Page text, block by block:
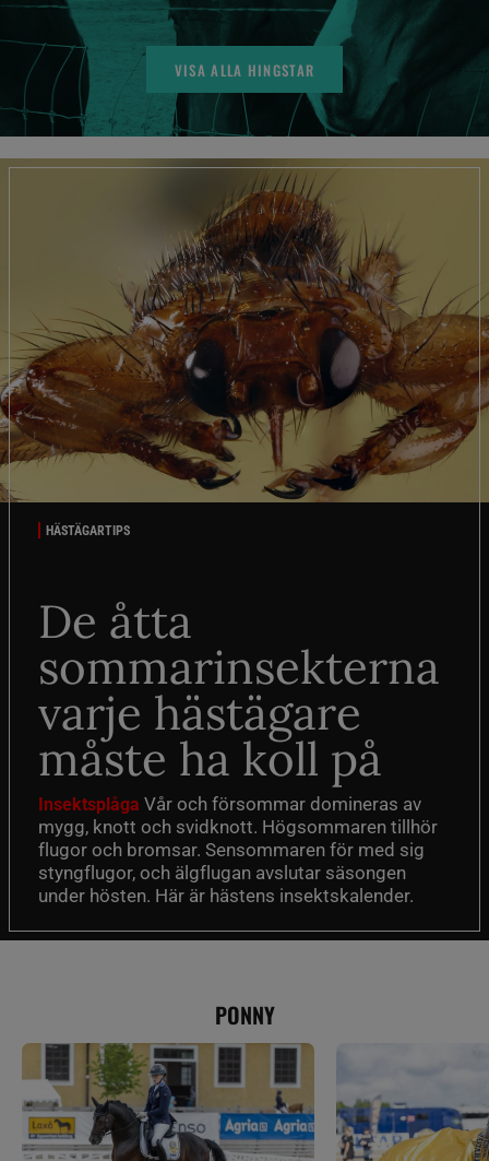
VISA ALLA HINGSTAR
HÄSTÄGARTIPS
De åtta
sommarinsekterna
varje hästägare
måste ha koll på
Insektsplåga Vår och försommar domineras av
mygg, knott och svidknott. Högsommaren tillhör
flugor och bromsar. Sensommaren för med sig
styngflugor, och älgflugan avslutar säsongen
under hösten. Här är hästens insektskalender.
PONNY